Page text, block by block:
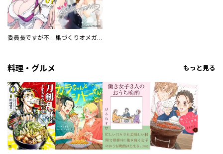
委員長ですが不良になるほど恋してます！ 巣づくりオメガバース
料理・グルメ もっと見る